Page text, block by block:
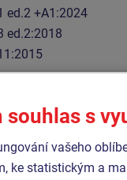
ed.2 +A1:2024
ed.2:2018
souhlas s
vašeho
ke statistickým a